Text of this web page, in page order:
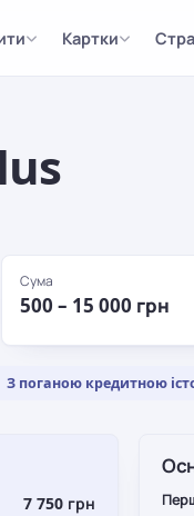
Картки
Сума
500 – 15 000 грн
З поганою кредитною
7 750 грн